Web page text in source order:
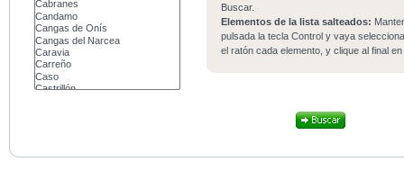
Buscar.
Elementos de la lista salteados:
pulsada la tecla Control y vaya
el ratón cada elemento, y clique al final